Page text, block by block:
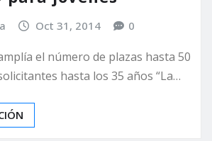
Oct 31, 2014 0
el número de plazas hasta 50
hasta los 35 años “La…